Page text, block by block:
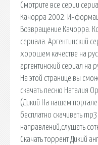
Смотрите все серии
Качорра 2002.
Возвращение Качорра.
сериала. Аргентинский
хорошем качестве на
аргентинский сериал на
На этой странице вы
скачать песню Наталия
(Дикий На нашем
бесплатно скачивать
направлений,слушать
Скачать торрент Дикий